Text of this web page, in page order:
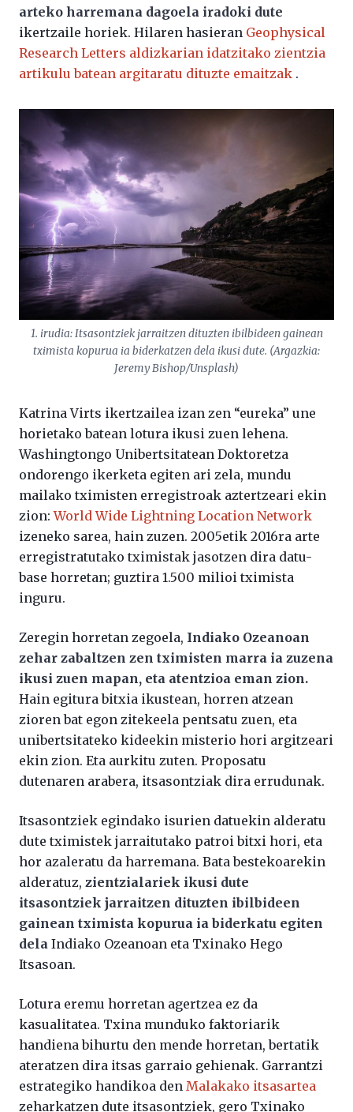
arteko harremana dagoela iradoki dute
ikertzaile horiek. Hilaren hasieran Geophysical
Research Letters aldizkarian idatzitako zientzia
artikulu batean argitaratu dituzte emaitzak .
1. irudia: Itsasontziek jarraitzen dituzten ibilbideen gainean
tximista kopurua ia biderkatzen dela ikusi dute. (Argazkia:
Jeremy Bishop/Unsplash)
Katrina Virts ikertzailea izan zen “eureka” une
horietako batean lotura ikusi zuen lehena.
Washingtongo Unibertsitatean Doktoretza
ondorengo ikerketa egiten ari zela, mundu
mailako tximisten erregistroak aztertzeari ekin
zion:World Wide Lightning Location Network
izeneko sarea, hain zuzen. 2005etik 2016ra arte
erregistratutako tximistak jasotzen dira datu-
base horretan; guztira 1.500 milioi tximista
inguru.
Zeregin horretan zegoela, Indiako Ozeanoan
zehar zabaltzen zen tximisten marra ia zuzena
ikusi zuen mapan, eta atentzioa eman zion.
Hain egitura bitxia ikustean, horren atzean
zioren bat egon zitekeela pentsatu zuen, eta
unibertsitateko kideekin misterio hori argitzeari
ekin zion. Eta aurkitu zuten. Proposatu
dutenaren arabera, itsasontziak dira errudunak.
Itsasontziek egindako isurien datuekin alderatu
dute tximistek jarraitutako patroi bitxi hori, eta
hor azaleratu da harremana. Bata bestekoarekin
alderatuz, zientzialariek ikusi dute
itsasontziek jarraitzen dituzten ibilbideen
gainean tximista kopurua ia biderkatu egiten
dela Indiako Ozeanoan eta Txinako Hego
Itsasoan.
Lotura eremu horretan agertzea ez da
kasualitatea. Txina munduko faktoriarik
handiena bihurtu den mende horretan, bertatik
ateratzen dira itsas garraio gehienak. Garrantzi
estrategiko handikoa den Malakako itsasartea
zeharkatzen dute itsasontziek, gero Txinako